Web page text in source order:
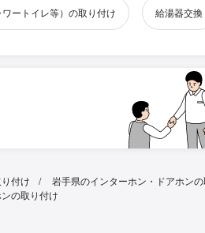
ートイレ等）の取り付け 給湯器交換
付け
岩手県のインターホン・ドアホン
の取り付け